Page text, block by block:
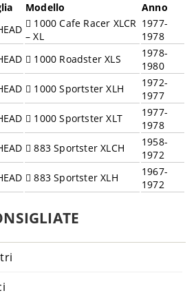
Modello
Anno
1000 Cafe Racer XLCR
– XL
1977-
1978
1000 Roadster XLS
1978-
1980
1000 Sportster XLH
1972-
1977
1000 Sportster XLT
1977-
1978
883 Sportster XLCH
1958-
1972
883 Sportster XLH
1967-
1972